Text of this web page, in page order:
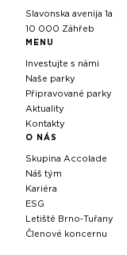
Slavonska avenija 1a
10 000 Záhřeb
MENU
Investujte s námi
Naše parky
Připravované parky
Aktuality
Kontakty
O NÁS
Skupina Accolade
Náš tým
Kariéra
ESG
Letiště Brno‑Tuřany
Členové koncernu